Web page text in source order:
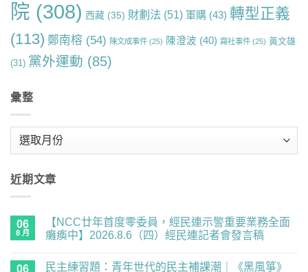
院 (308) 西藏 (35) 財劃法 (51) 軍購 (43) 轉型正義
(113) 鄭南榕 (54) 陳文成事件 (25) 陳澄波 (40) 霧社事件 (25) 黃文雄
(31) 黨外運動 (85)
彙整
近期文章
06
8 月
【NCC廿年首度零委員，經民連示警重要業務全面
癱瘓中】2026.8.6（四）經民連記者會發言稿
廿
留
06 民主練習題：青年世代的民主補課潮｜《黑風箏》